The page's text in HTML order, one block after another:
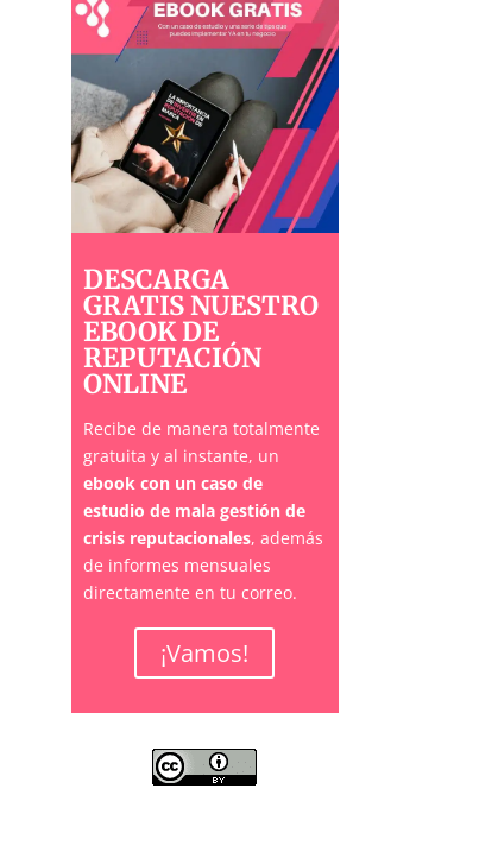
DESCARGA
GRATIS NUESTRO
EBOOK DE
REPUTACIÓN
ONLINE
Recibe de manera totalmente
gratuita y al instante, un
ebook con un caso de
estudio de mala gestión de
crisis reputacionales, además
de informes mensuales
directamente en tu correo.
¡Vamos!